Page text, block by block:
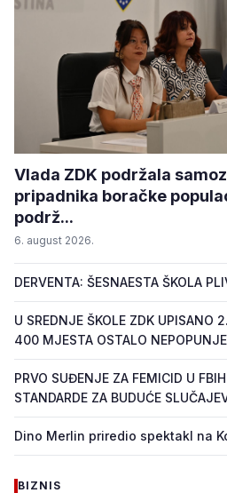
Vlada ZDK podržala
pripadnika boračke
podrž...
6. august 2026.
DERVENTA: ŠESNAESTA ŠKOLA
U SREDNJE ŠKOLE ZDK UPISANO
400 MJESTA OSTALO
PRVO SUĐENJE ZA FEMICID U
STANDARDE ZA BUDUĆE
Dino Merlin priredio spektakl na
BIZNIS